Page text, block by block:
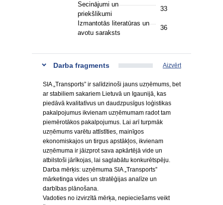
Secinājumi un
priekšlikumi
33
Izmantotās literatūras un
avotu saraksts
36
Darba fragments Aizvērt
SIA „Transports” ir salīdzinoši jauns uzņēmums, bet
ar stabiliem sakariem Lietuvā un Igaunijā, kas
piedāvā kvalitatīvus un daudzpusīgus loģistikas
pakalpojumus ikvienam uzņēmumam radot tam
piemērotākos pakalpojumus. Lai arī turpmāk
uzņēmums varētu attīstīties, mainīgos
ekonomiskajos un tirgus apstākļos, ikvienam
uzņēmuma ir jāizprot sava apkārtējā vide un
atbilstoši jārīkojas, lai saglabātu konkurētspēju.
Darba mērķis: uzņēmuma SIA „Transports”
mārketinga vides un stratēģijas analīze un
darbības plānošana.
Vadoties no izvirzītā mērķa, nepieciešams veikt